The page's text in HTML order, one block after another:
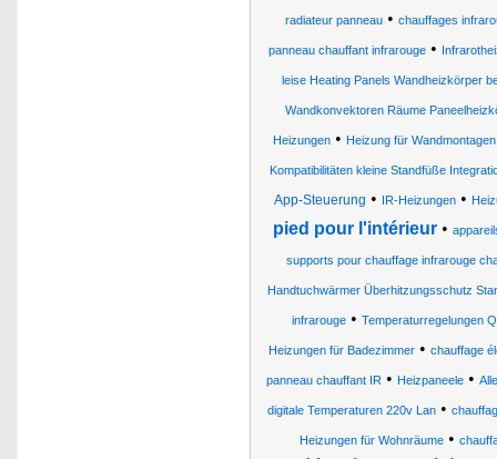
radiateur panneau• chauffages
panneau chauffant infrarouge •
leise Heating Panels Wandheizkörper
Wandkonvektoren Räume
Heizungen • Heizung für Wandmontagen
Kompatibilitäten kleine Standfüße
App-Steuerung • IR-Heizungen•
pied pour l'intérieur •
supports pour chauffage infrarouge
Handtuchwärmer Überhitzungsschutz
infrarouge• Temperaturregelungen
Heizungen für Badezimmer• chauffage
panneau chauffant IR• Heizpaneele•
digitale Temperaturen 220v Lan •
Heizungen für Wohnräume •